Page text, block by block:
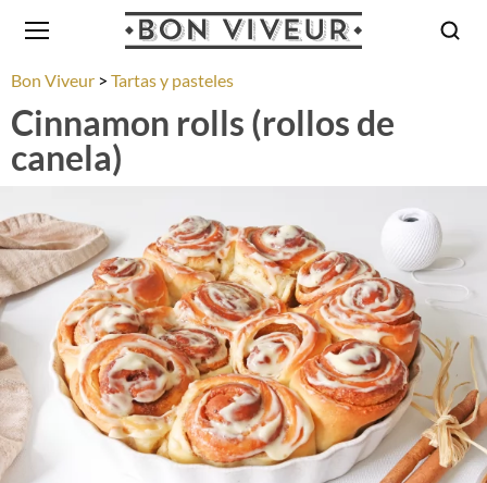
Bon Viveur Tartas y pasteles
Cinnamon rolls (rollos de
canela)